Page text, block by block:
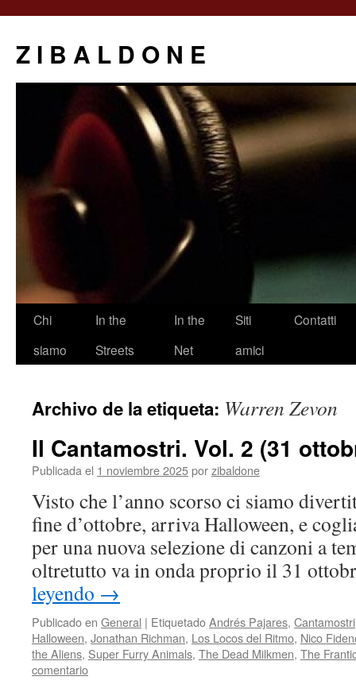
Z I B A L D O N E
Saltar
Chi
siamo
In the
Streets
In the
Net
Siti
amici
Contatti
Archivo de la etiqueta: Warren Zevon
Il Cantamostri. Vol. 2 (31
Publicada el 1 noviembre 2025porzibaldone
Visto che l’anno scorso ci siamo
fine d’ottobre, arriva Halloween, e
per una nuova selezione di canzoni a
oltretutto va in onda proprio il 31
leyendo →
Publicado en General | EtiquetadoAndrés Pajares, Cantamostri
Halloween, Jonathan Richman, Los Locos del Ritmo, Nico
the Aliens, Super Furry Animals, The Dead Milkmen, The
comentario